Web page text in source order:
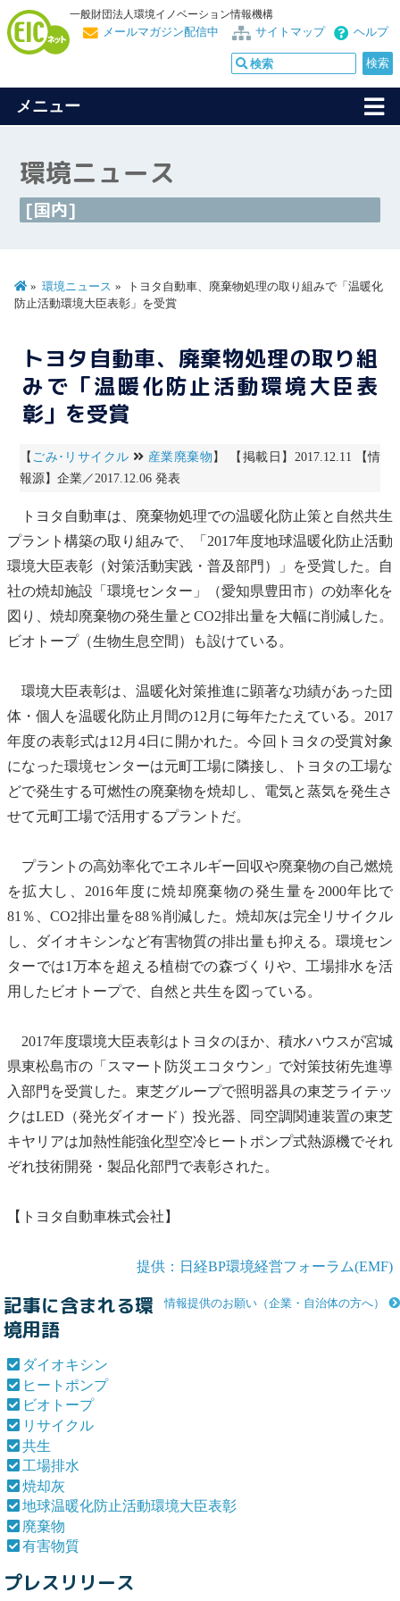
一般財団法人環境イノベーション情報機構
ヘルプ
サイトマップ
メールマガジン配信中
メニュー
環境ニュース
[国内]
環境ニュース
トヨタ自動車、廃棄物処理の取り組みで「温暖化
防止活動環境大臣表彰」を受賞
トヨタ自動車、廃棄物処理の取り組
みで「温暖化防止活動環境大臣表
彰」を受賞
【 ごみ･リサイクル 産業廃棄物 】 【掲載日】2017.12.11 【情
報源】企業／2017.12.06 発表
トヨタ自動車は、 廃棄物処理での温暖化防止策と自然共生
プラント構築の取り組みで、「2017年度地球温暖化防止活動
環境大臣表彰 （対策活動実践・普及部門）」を受賞した。自
社の焼却施設「環境センター」（愛知県豊田市）の効率化を
図り、焼却廃棄物の発生量とCO2排出量を大幅に削減した。
ビオトープ（生物生息空間）も設けている。
環境大臣表彰は、温暖化対策推進に顕著な功績があった団
体・個人を温暖化防止月間の12月に毎年たたえている。2017
年度の表彰式は12月4日に開かれた。今回トヨタの受賞対象
になった環境センターは元町工場に隣接し、トヨタの工場な
どで発生する可燃性の廃棄物を焼却し、電気と蒸気を発生さ
せて元町工場で活用するプラントだ。
プラントの高効率化でエネルギー回収や廃棄物の自己燃焼
を拡大し、2016年度に焼却廃棄物の発生量を2000年比で
81％、CO2排出量を88％削減した。 焼却灰は完全 リサイクル
し、
ダイオキシンなど有害物質の排出量も抑える。環境セン
ターでは1万本を超える植樹での森づくりや、 工場排水 を活
用した ビオトープで、自然と共生を図っている。
2017年度環境大臣表彰はトヨタのほか、積水ハウスが宮城
県東松島市の「スマート防災エコタウン」で対策技術先進導
入部門を受賞した。東芝グループで照明器具の東芝ライテッ
クはLED（発光ダイオード）投光器、同空調関連装置の東芝
キヤリアは加熱性能強化型空冷ヒートポンプ式熱源機でそれ
ぞれ技術開発・製品化部門で表彰された。
【トヨタ自動車株式会社】
提供：日経BP環境経営フォーラム(EMF)
情報提供のお願い（企業・自治体の方へ）
記事に含まれる環
境用語
ダイオキシン
ヒートポンプ
ビオトープ
リサイクル
共生
工場排水
焼却灰
地球温暖化防止活動環境大臣表彰
廃棄物
有害物質
プレスリリース